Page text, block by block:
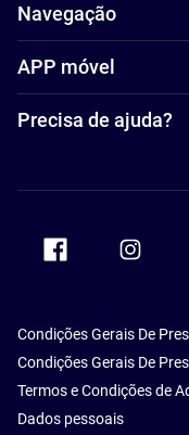
Navegação
APP móvel
Precisa de ajuda?
Condições Gerais De
Condições Gerais De
Termos e Condições de
Dados pessoais